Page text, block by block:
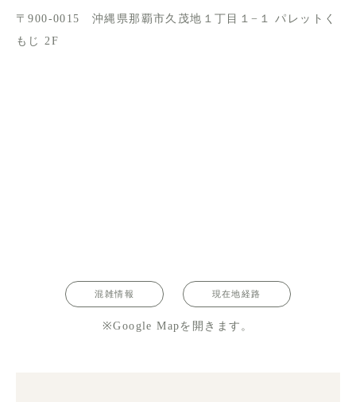
〒900-0015 沖縄県那覇市久茂地１丁目１−１ パレットく
もじ 2F
混雑情報 現在地経路
※Google Mapを開きます。